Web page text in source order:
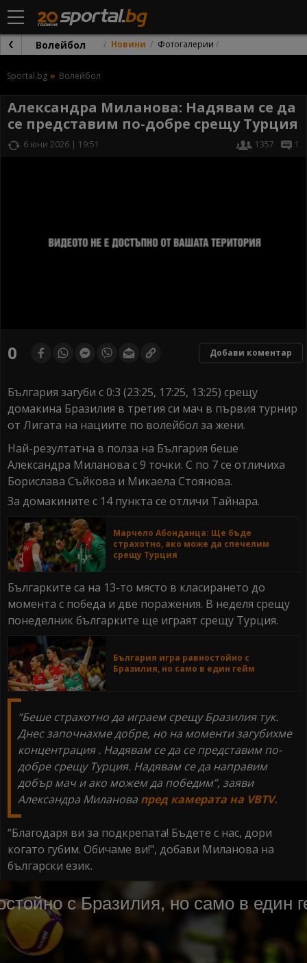
Волейбол Новини Фотогалерии
Sportal.bg Волейбол
Александра Миланова: Надявам се да
се представим по-добре срещу Турция
6 юни 2026 | 19:51 1357 1
of0 Добави коментар
България загуби с 0:3 (23:25, 17:25, 13:25) срещу
домакина Бразилия в третия си мач в първия турнир
от Лигата на нациите по волейбол за жени.
Най-резултатна в полза на България беше
Александра Миланова с 9 точки. С по 7 се отличиха
Борислава Съйкова и Микаела Стоянова.
За домакините с 14 пункта се отличи Тайнара.
Марчело Абонданца: Ще бъде
страхотно, ако може да спечелим
срещу Турция
Българките са на 13-то място в класирането до
момента с победа и две поражения. В неделя срещу
понеделник българките ще играят срещу Турция.
България игра равностойно с
Бразилия, но само в един гейм
“Беше страхотнo да играем срещу Бразилия тук.
Днес започнахме добре, но на моменти загубихме
концентрация . Надявам се да се представим по-
добре срещу Турция. Надявам се да направим
добър мач и ако можем да победим”, заяви
Александра Миланова пред камерата на VBTV.
“Благодаря ви за подкрепата! Бъдете с нас, дори
когато губим. Обичаме ви!", добави Миланова на
български език.